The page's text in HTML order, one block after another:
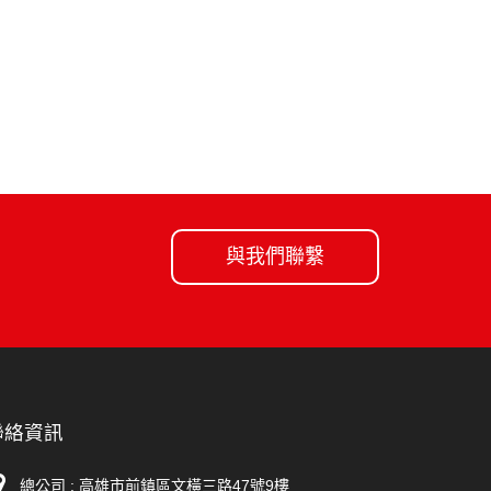
與我們聯繫
絡資訊
總公司 : 高雄市前鎮區文橫三路47號9樓